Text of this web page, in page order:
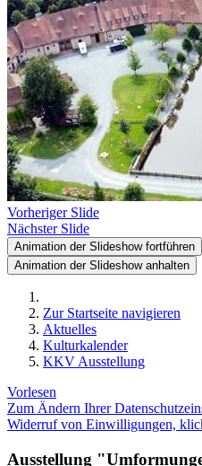
Vorheriger Slide
Nächster Slide
Animation der Slideshow fortführen
Animation der Slideshow anhalten
Zur Startseite navigieren
Aktuelles
Kulturkalender
KKV Ausstellung
Vorlesen
Zum Ändern Ihrer
Widerruf von Einwilligungen,
Ausstellung